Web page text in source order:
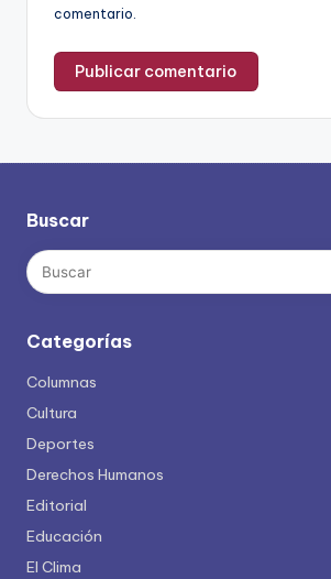
comentario.
Buscar
Categorías
Columnas
Cultura
Deportes
Derechos Humanos
Editorial
Educación
El Clima